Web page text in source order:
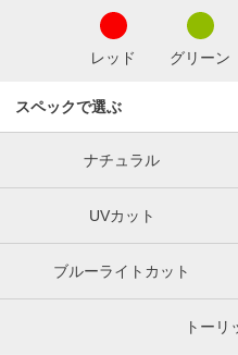
レッド グリーン
スペックで選ぶ
ナチュラル
UVカット
ブルーライトカット
トーリ